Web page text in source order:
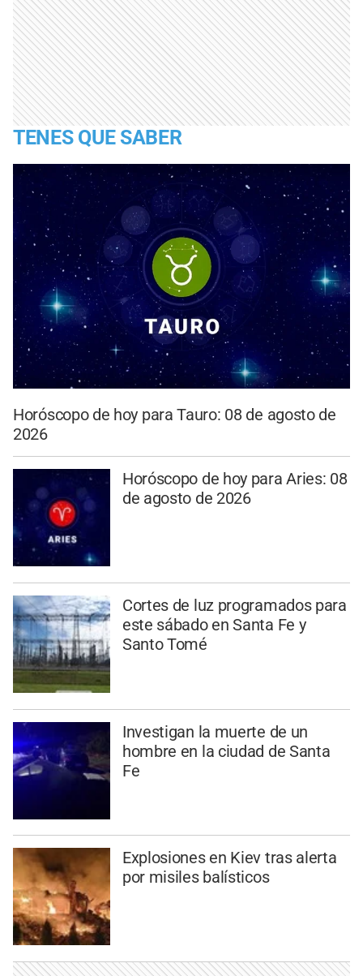
TENES QUE SABER
Horóscopo de hoy para Tauro: 08 de agosto de
2026
Horóscopo de hoy para Aries: 08
de agosto de 2026
Cortes de luz programados para
este sábado en Santa Fe y
Santo Tomé
Investigan la muerte de un
hombre en la ciudad de Santa
Fe
Explosiones en Kiev tras alerta
por misiles balísticos